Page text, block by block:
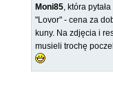
Moni85, która
"Lovor" - cena za
kuny. Na zdjęcia i
musieli trochę